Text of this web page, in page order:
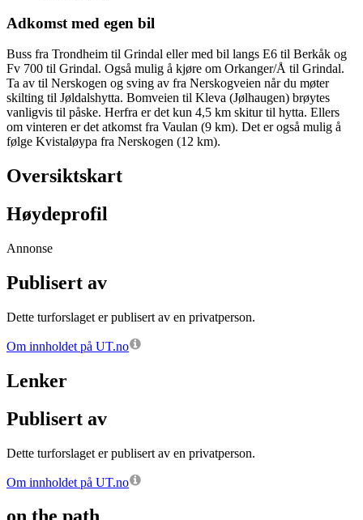
Adkomst med egen bil
Buss fra Trondheim til Grindal eller med bil langs E6 til Berkåk og
Fv 700 til Grindal. Også mulig å kjøre om Orkanger/Å til Grindal.
Ta av til Nerskogen og sving av fra Nerskogveien når du møter
skilting til Jøldalshytta. Bomveien til Kleva (Jølhaugen) brøytes
vanligvis til påske. Herfra er det kun 4,5 km skitur til hytta. Ellers
om vinteren er det atkomst fra Vaulan (9 km). Det er også mulig å
følge Kvistaløypa fra Nerskogen (12 km).
Oversiktskart
Høydeprofil
Annonse
Publisert av
Dette turforslaget er publisert av en privatperson.
Om innholdet på UT.no
Lenker
Publisert av
Dette turforslaget er publisert av en privatperson.
Om innholdet på UT.no